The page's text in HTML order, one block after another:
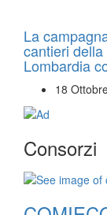
La
cantieri
Lombardia
18
Consorzi